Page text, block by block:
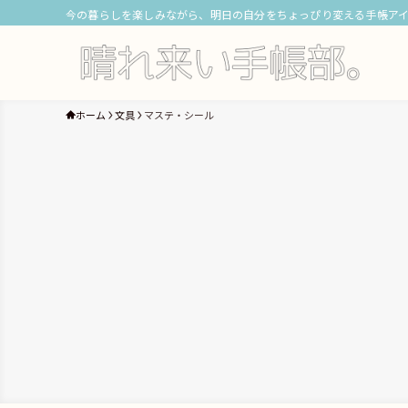
今の暮らしを楽しみながら、明日の自分をちょっぴり変える手帳ア
ホーム 文具 マステ・シール